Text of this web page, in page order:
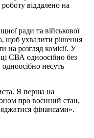
віддалено на
ради та військової
щоб ухвалити рішення
на розгляд комісії. У
СВА одноосібно без
несуть
Я перша на
про воєнний стан,
фінансами».